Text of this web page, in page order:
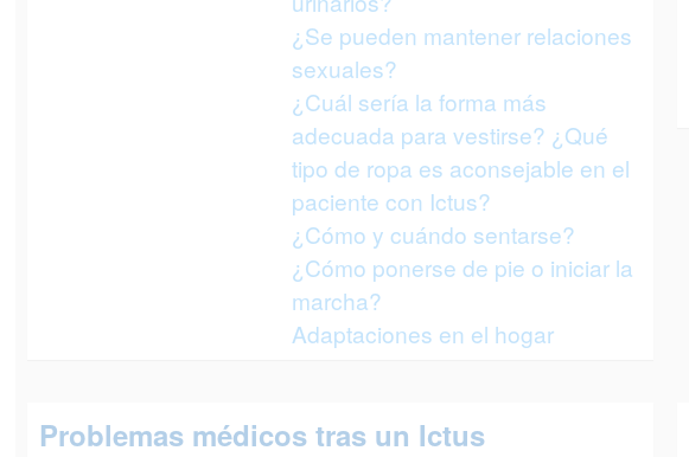
¿Se pueden mantener relaciones
sexuales?
¿Cuál sería la forma más
adecuada para vestirse? ¿Qué
tipo de ropa es aconsejable en el
paciente con Ictus?
¿Cómo y cuándo sentarse?
¿Cómo ponerse de pie o iniciar la
marcha?
Adaptaciones en el hogar
Problemas médicos tras un Ictus